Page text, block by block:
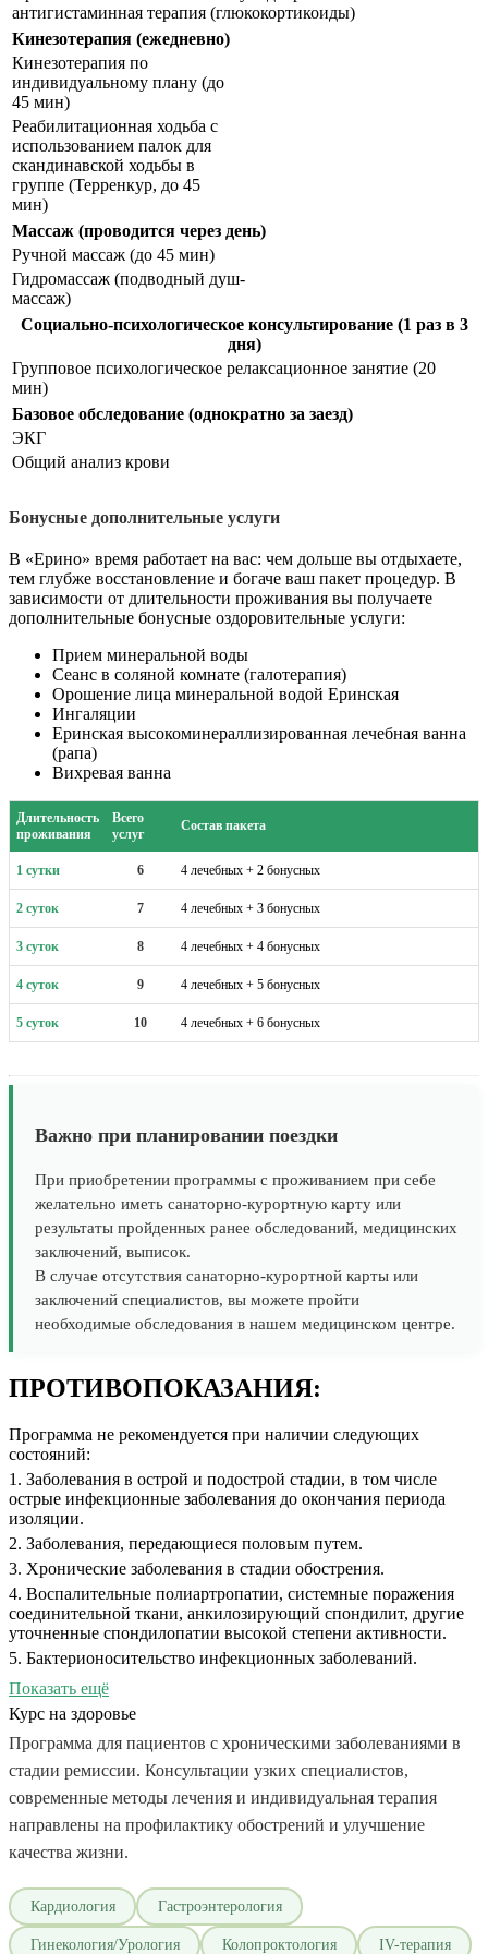
антигистаминная терапия (глюкокортикоиды)
Кинезотерапия (ежедневно)
Кинезотерапия по
индивидуальному плану (до
45 мин)
Реабилитационная ходьба с
использованием палок для
скандинавской ходьбы в
группе (Терренкур, до 45
мин)
Массаж (проводится через день)
Ручной массаж (до 45 мин)
Гидромассаж (подводный душ-
массаж)
Социально-психологическое консультирование (1 раз в 3
дня)
Групповое психологическое релаксационное занятие (20
мин)
Базовое обследование (однократно за заезд)
ЭКГ
Общий анализ крови
Бонусные дополнительные услуги
В «Ерино» время работает на вас: чем дольше вы отдыхаете,
тем глубже восстановление и богаче ваш пакет процедур. В
зависимости от длительности проживания вы получаете
дополнительные бонусные оздоровительные услуги:
Прием минеральной воды
Сеанс в соляной комнате (галотерапия)
Орошение лица минеральной водой Еринская
Ингаляции
Еринская высокоминераллизированная лечебная ванна
(рапа)
Вихревая ванна
Длительность
проживания
Всего
услуг
Состав пакета
1 сутки 6 4 лечебных + 2 бонусных
2 суток 7 4 лечебных + 3 бонусных
3 суток 8 4 лечебных + 4 бонусных
4 суток 9 4 лечебных + 5 бонусных
5 суток 10 4 лечебных + 6 бонусных
Важно при планировании поездки
При приобретении программы с проживанием при себе
желательно иметь санаторно-курортную карту или
результаты пройденных ранее обследований, медицинских
заключений, выписок.
В случае отсутствия санаторно-курортной карты или
заключений специалистов, вы можете пройти
необходимые обследования в нашем медицинском центре.
ПРОТИВОПОКАЗАНИЯ:
Программа не рекомендуется при наличии следующих
состояний:
1. Заболевания в острой и подострой стадии, в том числе
острые инфекционные заболевания до окончания периода
изоляции.
2. Заболевания, передающиеся половым путем.
3. Хронические заболевания в стадии обострения.
4. Воспалительные полиартропатии, системные поражения
соединительной ткани, анкилозирующий спондилит, другие
уточненные спондилопатии высокой степени активности.
5. Бактерионосительство инфекционных заболеваний.
6. Заразные болезни глаз и кожи.
7. Паразитарные заболевания.
8. Заболевания, сопровождающиеся стойким болевым
синдромом, требующим постоянного приема наркотических
средств и психотропных веществ, включенных в списки II и
III Перечня наркотических средств, психотропных веществ и
их прекурсоров, подлежащих контролю в Российской
Федерации, зарегистрированных в качестве лекарственных
препаратов.
лечения при наличии бактериовыделения, подтвержденного
бактериоскопическим, бактериологическим или молекулярно-
генетическим методами;
Показать ещё
Курс на здоровье
Программа для пациентов с хроническими заболеваниями в
стадии ремиссии. Консультации узких специалистов,
современные методы лечения и индивидуальная терапия
направлены на профилактику обострений и улучшение
качества жизни.
Кардиология Гастроэнтерология
Гинекология/Урология Колопроктология IV-терапия